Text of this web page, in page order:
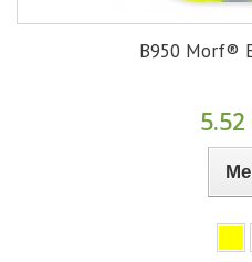
B950 Morf®
5.52